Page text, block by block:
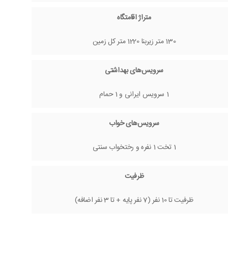
متراژ اقامتگاه
130 متر زیربنا 1220 متر کل زمین
سرویس‌های بهداشتی
1 سرویس ایرانی و 1 حمام
سرویس‌های خواب
1 تخت 1 نفره و رختخواب سنتی
ظرفیت
ظرفیت تا 10 نفر (7 نفر پایه + تا 3 نفر اضافه)